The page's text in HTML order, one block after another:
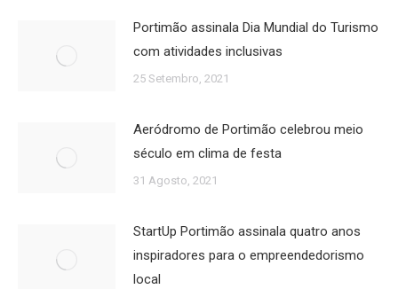
Portimão assinala Dia Mundial do Turismo
com atividades inclusivas
25 Setembro, 2021
Aeródromo de Portimão celebrou meio
século em clima de festa
31 Agosto, 2021
StartUp Portimão assinala quatro anos
inspiradores para o empreendedorismo
local